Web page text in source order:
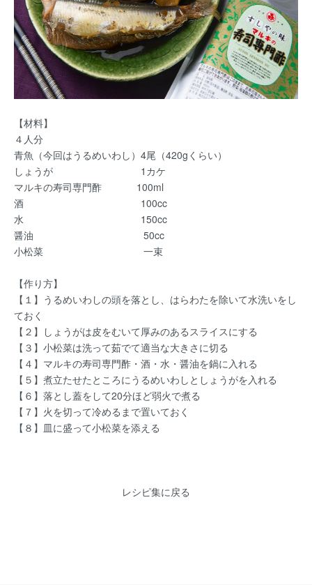
【材料】
４人分
青魚（今回はうるめいわし）4尾（420gくらい）
しょうが 1カケ
マルキの寿司専門酢 100ml
酒 100cc
水 150cc
醤油 50cc
小松菜 一束
【作り方】
【１】うるめいわしの頭を落とし、はらわたを除いて水洗いをし
ておく
【２】しょうがは皮をむいて厚みのあるスライスにする
【３】小松菜は洗って茹でて適当な大きさに切る
【４】マルキの寿司専門酢・酒・水・醤油を鍋に入れる
【５】煮立たせたところにうるめいわしとしょうがを入れる
【６】落とし蓋をして20分ほど弱火で煮る
【７】火を切って冷めるまで置いておく
【８】皿に盛って小松菜を添える
レシピ集に戻る